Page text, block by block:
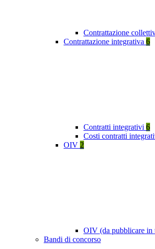
Contrattazione
Contrattazione integrativa 6
Contratti integrativi 6
Costi contratti
OIV 2
OIV (da pubblicare in
Bandi di concorso